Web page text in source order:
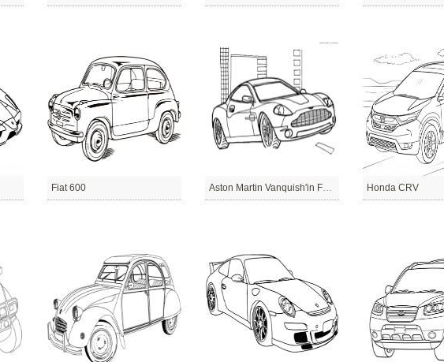
Fiat 600 Aston Martin Vanquish'in Fotoğrafı. Honda CRV